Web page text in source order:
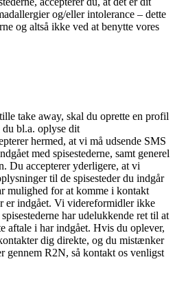
og/eller intolerance – dette
og altså ikke ved at benytte vores
take away, skal du oprette en profil
bl.a. oplyse dit
hermed, at vi må udsende SMS
med spisestederne, samt generel
Du accepterer yderligere, at vi
til de spisesteder du indgår
mulighed for at komme i kontakt
er indgået. Vi videreformidler ikke
har udelukkende ret til at
aftale i har indgået. Hvis du oplever,
dig direkte, og du mistænker
gennem R2N, så kontakt os venligst